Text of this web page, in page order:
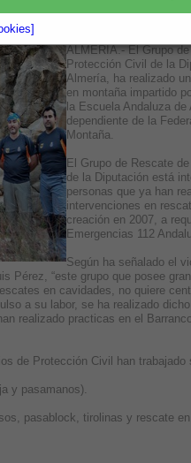
está integrado por 10
creación en 2007, a
ALMERÍA.- El Grupo
Protección Civil de la
Almería, ha realizado
en montaña impartido
la Escuela Andaluza de
dependiente de la
Montaña.
El Grupo de Rescate
de la Diputación está
personas que ya han
intervenciones en
creación en 2007, a
Emergencias 112
Según ha señalado el
Pérez, “este grupo que posee
en cavidades, no quiere
a su labor, se ha realizado
realizado practicas en el
de Protección Civil han trabajado
y pasamanos).
pasablock, tirolinas y rescate